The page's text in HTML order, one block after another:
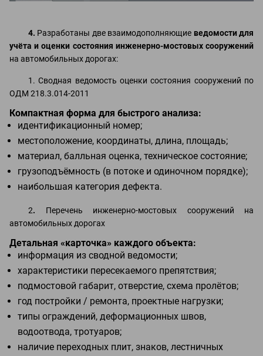
4. Разработаны две взаимодополняющие ведомости для
учёта и оценки состояния инженерно-мостовых сооружений
на автомобильных дорогах:
1. Сводная ведомость оценки состояния сооружений по
ОДМ 218.3.014‑2011
Компактная форма для быстрого анализа:
идентификационный номер;
местоположение, координаты, длина, площадь;
материал, балльная оценка, техническое состояние;
грузоподъёмность (в потоке и одиночном порядке);
наибольшая категория дефекта.
2. Перечень инженерно-мостовых сооружений на
автомобильных дорогах
Детальная «карточка» каждого объекта:
информация из сводной ведомости;
характеристики пересекаемого препятствия;
подмостовой габарит, отверстие, схема пролётов;
год постройки / ремонта, проектные нагрузки;
типы ограждений, деформационных швов,
водоотвода, тротуаров;
наличие переходных плит, знаков, лестничных